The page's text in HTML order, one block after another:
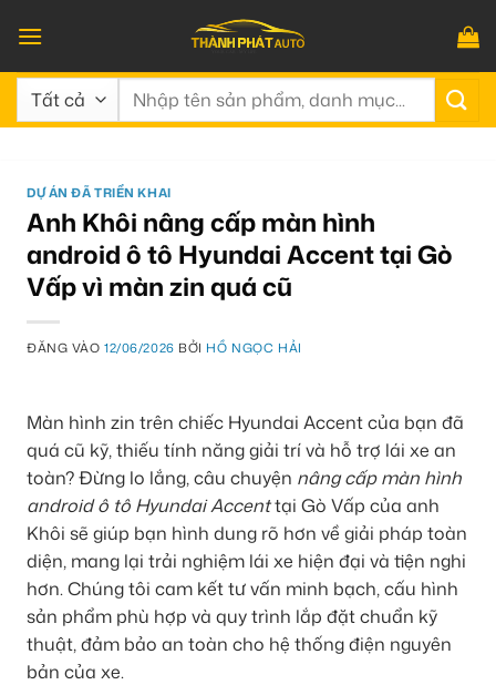
qua
nội
dung
Tìm
DỰ ÁN ĐÃ TRIỂN KHAI
Anh Khôi nâng cấp màn hình
android ô tô Hyundai Accent tại Gò
Vấp vì màn zin quá cũ
ĐĂNG VÀO12/06/2026 BỞI HỒ NGỌC HẢI
Màn hình zin trên chiếc Hyundai Accent của bạn đã
quá cũ kỹ, thiếu tính năng giải trí và hỗ trợ lái xe an
toàn? Đừng lo lắng, câu chuyện nâng cấp màn hình
android ô tô Hyundai Accenttại Gò Vấp của anh
Khôi sẽ giúp bạn hình dung rõ hơn về giải pháp toàn
diện, mang lại trải nghiệm lái xe hiện đại và tiện nghi
hơn. Chúng tôi cam kết tư vấn minh bạch, cấu hình
sản phẩm phù hợp và quy trình lắp đặt chuẩn kỹ
thuật, đảm bảo an toàn cho hệ thống điện nguyên
bản của xe.